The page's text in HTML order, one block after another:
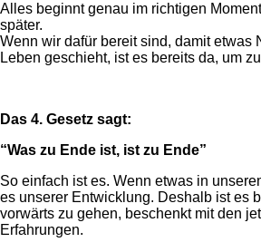
Alles beginnt genau im richtigen
später.
Wenn wir dafür bereit sind, damit etwas
Leben geschieht, ist es bereits da, um
Das 4. Gesetz sagt:
“Was zu Ende ist, ist zu Ende”
So einfach ist es. Wenn etwas in
es unserer Entwicklung. Deshalb ist es
vorwärts zu gehen, beschenkt mit den
Erfahrungen.